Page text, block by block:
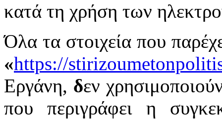
κατά τη χρήση των
Όλα τα στοιχεία που
«https://
Εργάνη, δεν
που περιγράφει η